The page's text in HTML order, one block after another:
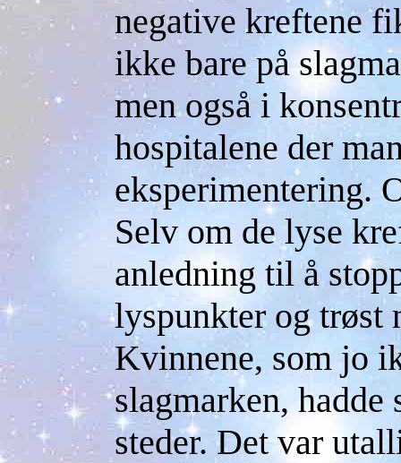
negative kreftene
ikke bare på
men også i
hospitalene der
eksperimentering.
Selv om de lyse
anledning til å
lyspunkter og trøst
Kvinnene, som jo
slagmarken, hadde
steder. Det var